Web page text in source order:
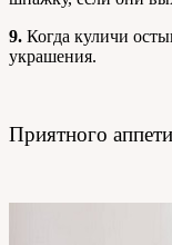
9. Когда куличи
украшения.
Приятного